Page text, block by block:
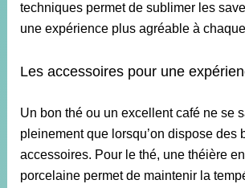
techniques permet de sublimer les
une expérience plus agréable à
Les accessoires pour une
Un bon thé ou un excellent café ne se
pleinement que lorsqu’on dispose des
accessoires. Pour le thé, une théière
porcelaine permet de maintenir la